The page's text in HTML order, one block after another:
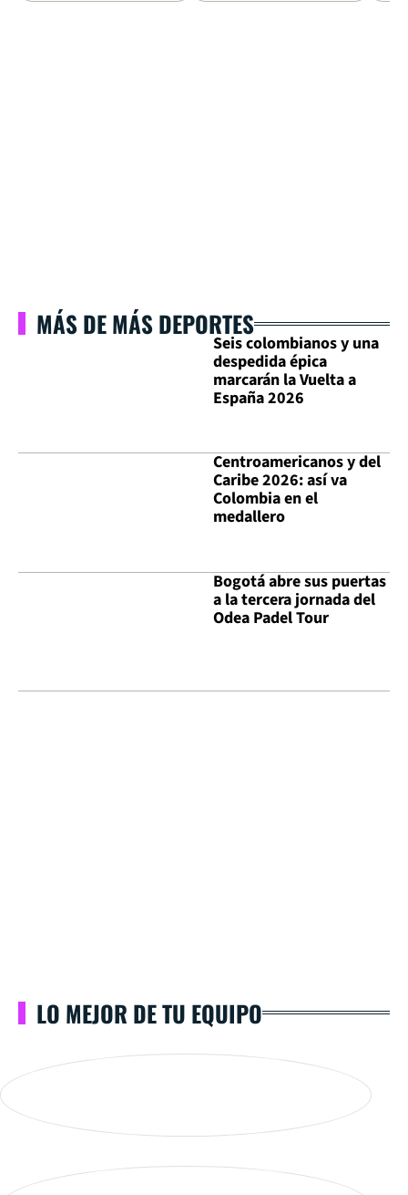
MÁS DE MÁS DEPORTES
Seis colombianos y una
despedida épica
marcarán la Vuelta a
España 2026
Centroamericanos y del
Caribe 2026: así va
Colombia en el
medallero
Bogotá abre sus puertas
a la tercera jornada del
Odea Padel Tour
LO MEJOR DE TU EQUIPO